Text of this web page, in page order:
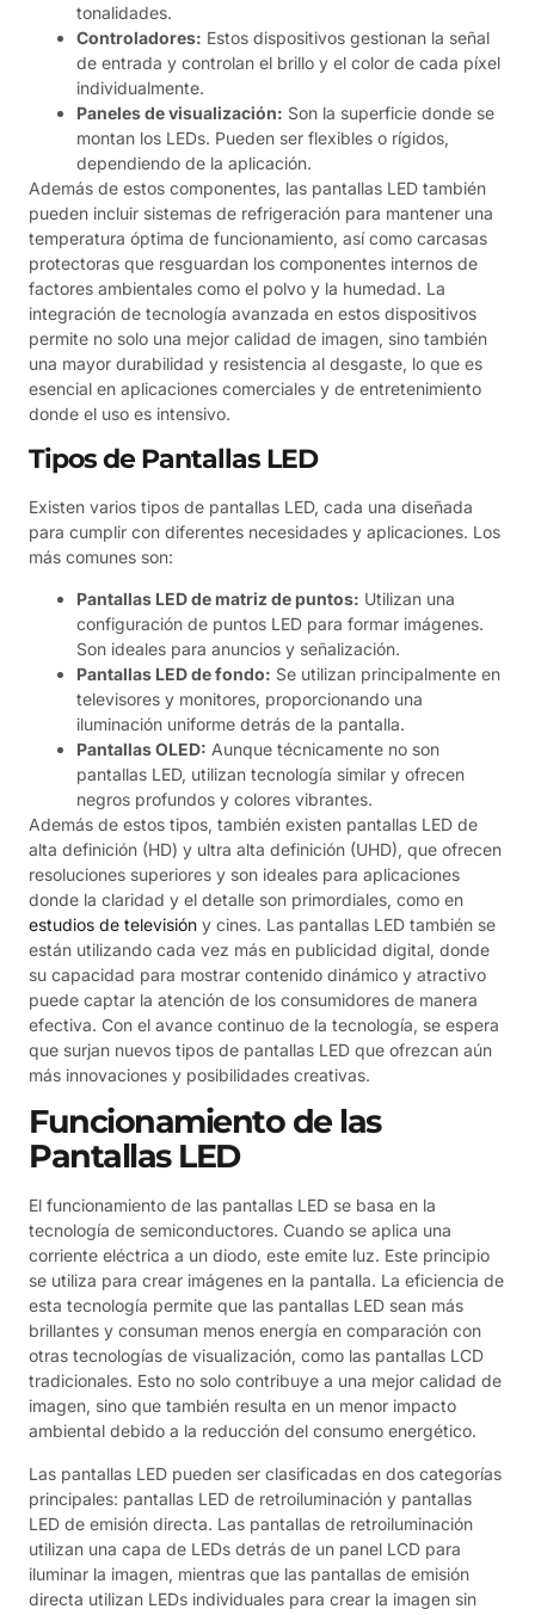
tonalidades.
Controladores: Estos dispositivos gestionan la señal
de entrada y controlan el brillo y el color de cada píxel
individualmente.
Paneles de visualización: Son la superficie donde se
montan los LEDs. Pueden ser flexibles o rígidos,
dependiendo de la aplicación.
Además de estos componentes, las pantallas LED también
pueden incluir sistemas de refrigeración para mantener una
temperatura óptima de funcionamiento, así como carcasas
protectoras que resguardan los componentes internos de
factores ambientales como el polvo y la humedad. La
integración de tecnología avanzada en estos dispositivos
permite no solo una mejor calidad de imagen, sino también
una mayor durabilidad y resistencia al desgaste, lo que es
esencial en aplicaciones comerciales y de entretenimiento
donde el uso es intensivo.
Tipos de Pantallas LED
Existen varios tipos de pantallas LED, cada una diseñada
para cumplir con diferentes necesidades y aplicaciones. Los
más comunes son:
Pantallas LED de matriz de puntos: Utilizan una
configuración de puntos LED para formar imágenes.
Son ideales para anuncios y señalización.
Pantallas LED de fondo: Se utilizan principalmente en
televisores y monitores, proporcionando una
iluminación uniforme detrás de la pantalla.
Pantallas OLED: Aunque técnicamente no son
pantallas LED, utilizan tecnología similar y ofrecen
negros profundos y colores vibrantes.
Además de estos tipos, también existen pantallas LED de
alta definición (HD) y ultra alta definición (UHD), que ofrecen
resoluciones superiores y son ideales para aplicaciones
donde la claridad y el detalle son primordiales, como en
estudios de televisión y cines. Las pantallas LED también se
están utilizando cada vez más en publicidad digital, donde
su capacidad para mostrar contenido dinámico y atractivo
puede captar la atención de los consumidores de manera
efectiva. Con el avance continuo de la tecnología, se espera
que surjan nuevos tipos de pantallas LED que ofrezcan aún
más innovaciones y posibilidades creativas.
Funcionamiento de las
Pantallas LED
El funcionamiento de las pantallas LED se basa en la
tecnología de semiconductores. Cuando se aplica una
corriente eléctrica a un diodo, este emite luz. Este principio
se utiliza para crear imágenes en la pantalla. La eficiencia de
esta tecnología permite que las pantallas LED sean más
brillantes y consuman menos energía en comparación con
otras tecnologías de visualización, como las pantallas LCD
tradicionales. Esto no solo contribuye a una mejor calidad de
imagen, sino que también resulta en un menor impacto
ambiental debido a la reducción del consumo energético.
Las pantallas LED pueden ser clasificadas en dos categorías
principales: pantallas LED de retroiluminación y pantallas
LED de emisión directa. Las pantallas de retroiluminación
utilizan una capa de LEDs detrás de un panel LCD para
iluminar la imagen, mientras que las pantallas de emisión
directa utilizan LEDs individuales para crear la imagen sin